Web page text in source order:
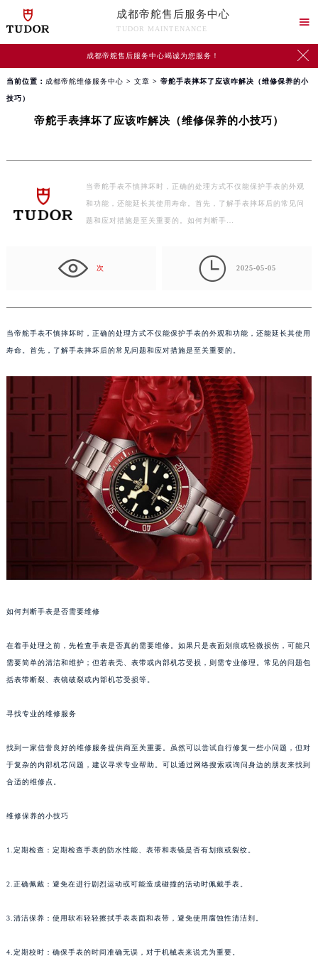
成都帝舵售后服务中心
TUDOR MAINTENANCE

成都帝舵售后服务中心竭诚为您服务！ 
当前位置： 成都帝舵维修服务中心 > 文章 > 帝舵手表摔坏了应该咋解决（维修保养的小
技巧）
帝舵手表摔坏了应该咋解决（维修保养的小技巧）
当帝舵手表不慎摔坏时，正确的处理方式不仅能保护手表的外观
和功能，还能延长其使用寿命。首先，了解手表摔坏后的常见问
题和应对措施是至关重要的。如何判断手…
次  2025-05-05
当帝舵手表不慎摔坏时，正确的处理方式不仅能保护手表的外观和功能，还能延长其使用
寿命。首先，了解手表摔坏后的常见问题和应对措施是至关重要的。
如何判断手表是否需要维修
在着手处理之前，先检查手表是否真的需要维修。如果只是表面划痕或轻微损伤，可能只
需要简单的清洁和维护；但若表壳、表带或内部机芯受损，则需专业修理。常见的问题包
括表带断裂、表镜破裂或内部机芯受损等。
寻找专业的维修服务
找到一家信誉良好的维修服务提供商至关重要。虽然可以尝试自行修复一些小问题，但对
于复杂的内部机芯问题，建议寻求专业帮助。可以通过网络搜索或询问身边的朋友来找到
合适的维修点。
维修保养的小技巧
1.定期检查：定期检查手表的防水性能、表带和表镜是否有划痕或裂纹。
2.正确佩戴：避免在进行剧烈运动或可能造成碰撞的活动时佩戴手表。
3.清洁保养：使用软布轻轻擦拭手表表面和表带，避免使用腐蚀性清洁剂。
4.定期校时：确保手表的时间准确无误，对于机械表来说尤为重要。